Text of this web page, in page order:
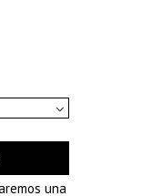
una